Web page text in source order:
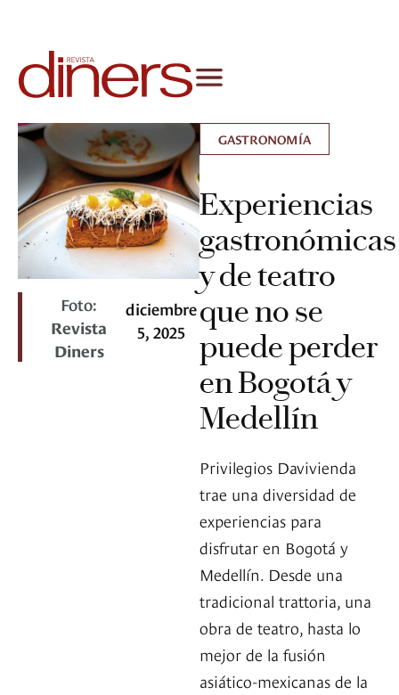
Foto:
Revista
Diners
diciembre
5, 2025
GASTRONOMÍA
Experiencias
gastronómicas
y de teatro
que no se
puede perder
en Bogotá y
Medellín
Privilegios Davivienda
trae una diversidad de
experiencias para
disfrutar en Bogotá y
Medellín. Desde una
tradicional trattoria, una
obra de teatro, hasta lo
mejor de la fusión
asiático-mexicanas de la